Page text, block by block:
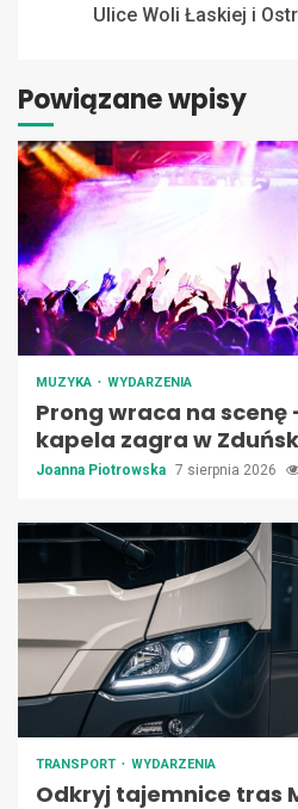
Ulice Woli Łaskiej i
Powiązane wpisy
MUZYKA WYDARZENIA
Prong wraca na
kapela zagra w
Joanna Piotrowska 7 sierpnia 2026
TRANSPORT WYDARZENIA
Odkryj tajemnice tras